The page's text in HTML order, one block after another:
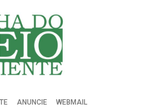
Meio Ambiente
ANUNCIE WEBMAIL